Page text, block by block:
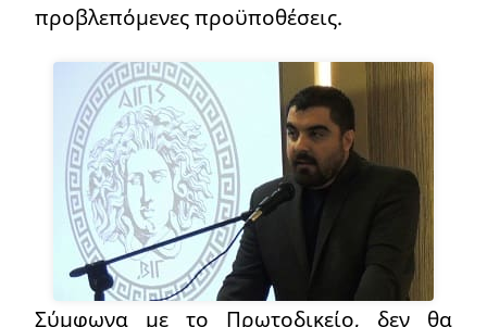
προβλεπόμενες προϋποθέσεις.
Σύμφωνα με το Πρωτοδικείο, δεν θα